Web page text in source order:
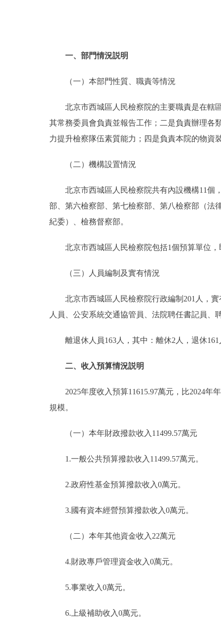
一、部門情況説明
（一）本部門性質、職責等情況
北京市西城區人民檢察院的主要職責是在轄區
其常務委員會負責並報告工作；二是負責辦理各
力提升檢察隊伍素質能力；四是負責本院的物資
（二）機構設置情況
北京市西城區人民檢察院共有內設機構11個，
部、第六檢察部、第七檢察部、第八檢察部（法
紀委）、檢務督察部。
北京市西城區人民檢察院包括1個預算單位，
（三）人員編制及實有情況
北京市西城區人民檢察院行政編制201人，實
人員、公安系統交通協管員、法院聘任書記員、
離退休人員163人，其中：離休2人，退休161
二、收入預算情況説明
2025年度收入預算11615.97萬元，比2024年年
規模。
（一）本年財政撥款收入11499.57萬元
1.一般公共預算撥款收入11499.57萬元。
2.政府性基金預算撥款收入0萬元。
3.國有資本經營預算撥款收入0萬元。
（二）本年其他資金收入22萬元
4.財政專戶管理資金收入0萬元。
5.事業收入0萬元。
6.上級補助收入0萬元。